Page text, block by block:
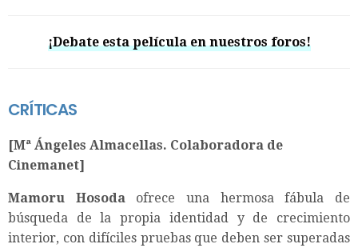
¡Debate esta película en nuestros foros!
CRÍTICAS
[Mª Ángeles Almacellas. Colaboradora de
Cinemanet]
Mamoru Hosodaofrece una hermosa fábula de
búsqueda de la propia identidad y de crecimiento
interior, con difíciles pruebas que deben ser superadas